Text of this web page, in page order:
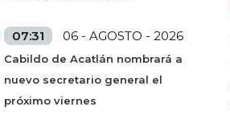
07:31 06 - AGOSTO - 2026
Cabildo de Acatlán nombrará a
nuevo secretario general el
próximo viernes